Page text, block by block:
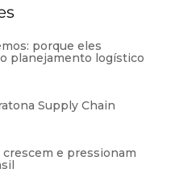
porque eles
planejamento logístico
Supply Chain
e pressionam